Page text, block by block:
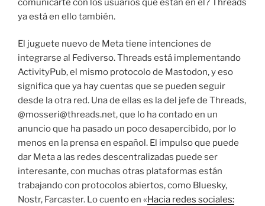
comunicarte con los usuarios que están en él? Threads
ya está en ello también.
El juguete nuevo de Meta tiene intenciones de
integrarse al Fediverso. Threads está implementando
ActivityPub, el mismo protocolo de Mastodon, y eso
significa que ya hay cuentas que se pueden seguir
desde la otra red. Una de ellas es la del jefe de Threads,
@mosseri@threads.net, que lo ha contado en un
anuncio que ha pasado un poco desapercibido, por lo
menos en la prensa en español. El impulso que puede
dar Meta a las redes descentralizadas puede ser
interesante, con muchas otras plataformas están
trabajando con protocolos abiertos, como Bluesky,
Nostr, Farcaster. Lo cuento en «Hacia redes sociales: